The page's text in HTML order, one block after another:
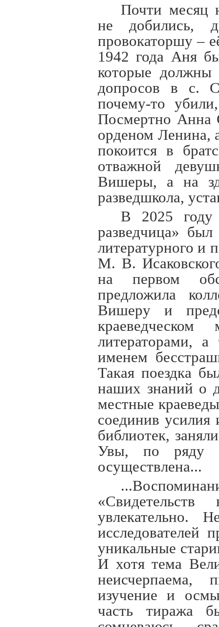
Почти месяц
не добились,
провокаторшу –
1942 года Аня
которые должны
допросов в с.
почему-то
Посмертно Анна
орденом Ленина,
покоится в
отважной
Вишеры, а на
разведшкола,
В 2025 году
разведчица»
литературного и
М. В.
на первом
предложила
Вишеру и
литераторами,
именем
Такая поездка
наших знаний о
местные
соединив усилия
библиотек,
Увы, по ряду
осуществлена...
увлекательно.
исследователей
уникальные
И хотя тема
неисчерпаема,
изучение и
часть тиража